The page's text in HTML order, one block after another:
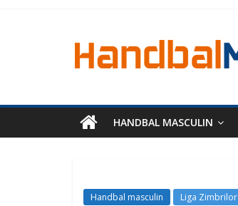
HANDBAL MASCULIN
Handbal masculin Liga Zimbrilor